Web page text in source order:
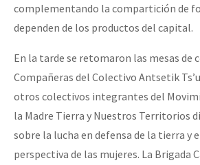
La Sexta
Migración
Presos
Dia 2 do Encontro “Guerra contra a
complementando la compartición de
dependen de los productos del capital.
En la tarde se retomaron las mesas de
Compañeras del Colectivo Antsetik
otros colectivos integrantes del
la Madre Tierra y Nuestros Territorios
sobre la lucha en defensa de la tierra y
perspectiva de las mujeres. La Brigada